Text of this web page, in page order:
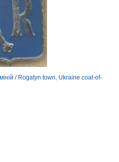
/ Rogatyn town, Ukraine coat-of-